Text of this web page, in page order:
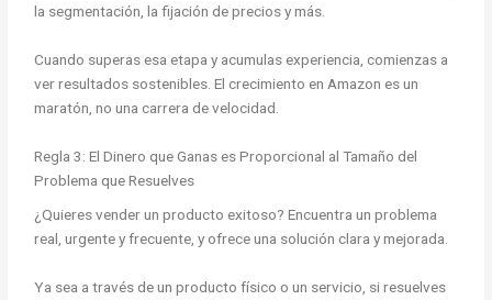
la segmentación, la fijación de precios y más.
Cuando superas esa etapa y acumulas experiencia, comienzas a
ver resultados sostenibles. El crecimiento en Amazon es un
maratón, no una carrera de velocidad.
Regla 3: El Dinero que Ganas es Proporcional al Tamaño del
Problema que Resuelves
¿Quieres vender un producto exitoso? Encuentra un problema
real, urgente y frecuente, y ofrece una solución clara y mejorada.
Ya sea a través de un producto físico o un servicio, si resuelves